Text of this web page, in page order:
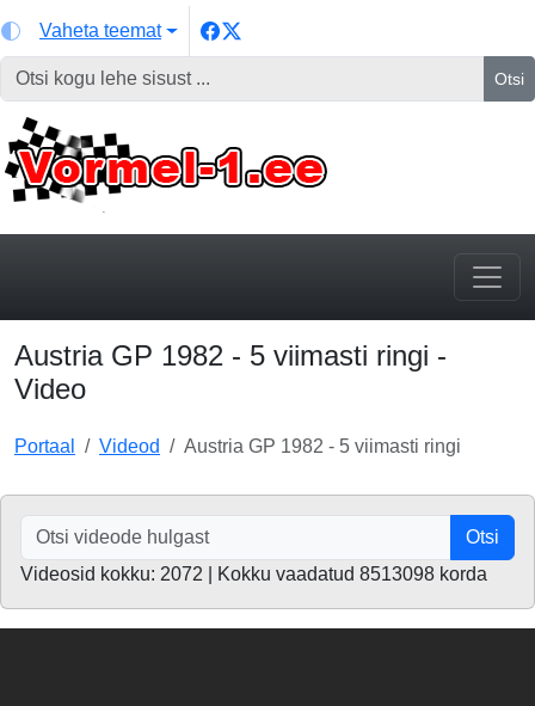
Vaheta teemat
Otsi
Austria GP 1982 - 5 viimasti ringi -
Video
Portaal Videod Austria GP 1982 - 5 viimasti ringi
Otsi
Videosid kokku: 2072 | Kokku vaadatud 8513098 korda